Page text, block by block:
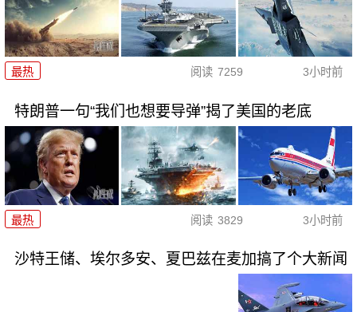
最热 阅读 7259 3小时前
特朗普一句“我们也想要导弹”揭了美国的老底
最热 阅读 3829 3小时前
沙特王储、埃尔多安、夏巴兹在麦加搞了个大新闻